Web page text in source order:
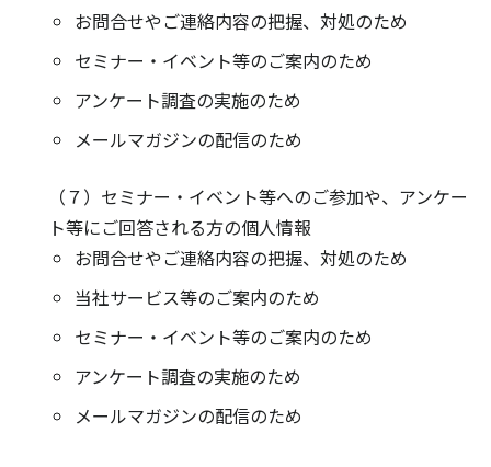
お問合せやご連絡内容の把握、対処のため
セミナー・イベント等のご案内のため
アンケート調査の実施のため
メールマガジンの配信のため
（７）セミナー・イベント等へのご参加や、アンケー
ト等にご回答される方の個人情報
お問合せやご連絡内容の把握、対処のため
当社サービス等のご案内のため
セミナー・イベント等のご案内のため
アンケート調査の実施のため
メールマガジンの配信のため